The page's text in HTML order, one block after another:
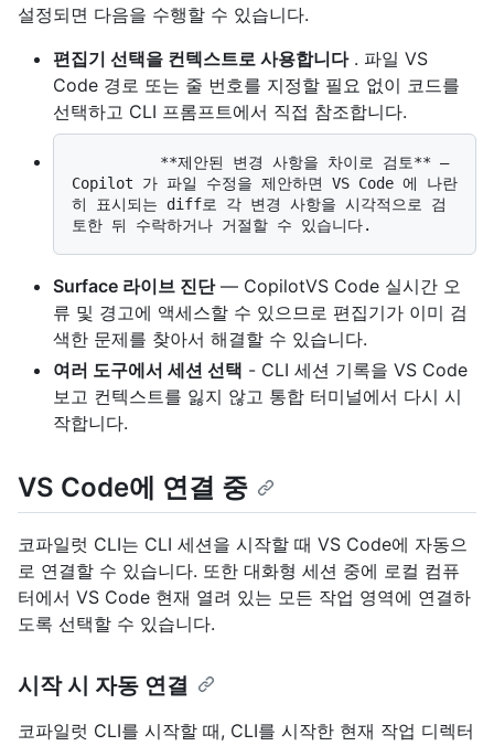
설정되면 다음을 수행할 수 있습니다.
편집기 선택을 컨텍스트로 사용합니다. 파일 VS
Code 경로 또는 줄 번호를 지정할 필요 없이 코드를
선택하고 CLI 프롬프트에서 직접 참조합니다.
Copilot 가 파일 수정을 제안하면 VS Code 에 나란
히 표시되는 diff로 각 변경 사항을 시각적으로 검
Surface 라이브 진단— CopilotVS Code 실시간 오
류 및 경고에 액세스할 수 있으므로 편집기가 이미 검
색한 문제를 찾아서 해결할 수 있습니다.
여러 도구에서 세션 선택 - CLI 세션 기록을 VS Code
보고 컨텍스트를 잃지 않고 통합 터미널에서 다시 시
작합니다.
VS Code에 연결 중
코파일럿 CLI는 CLI 세션을 시작할 때 VS Code에 자동으
로 연결할 수 있습니다. 또한 대화형 세션 중에 로컬 컴퓨
터에서 VS Code 현재 열려 있는 모든 작업 영역에 연결하
도록 선택할 수 있습니다.
시작 시 자동 연결
코파일럿 CLI를 시작할 때, CLI를 시작한 현재 작업 디렉터